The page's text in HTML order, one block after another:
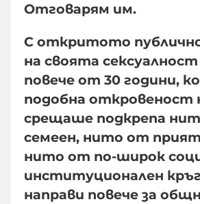
Отговарям им.
С откритото публично
на своята
повече от 30 години,
подобна откровеност
срещаше подкрепа
семеен, нито от
нито от по-широк
институционален
направи повече за